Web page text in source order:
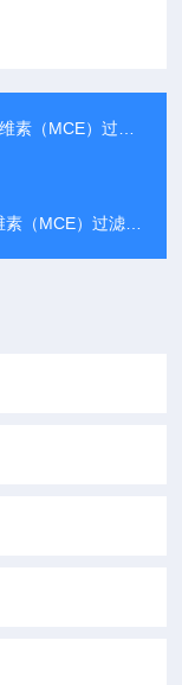
（MCE）过滤膜
（MCE）过滤 膜